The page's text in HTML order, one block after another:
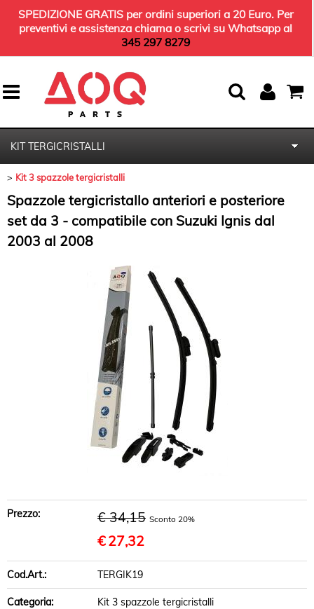
SPEDIZIONE GRATIS per ordini superiori a 20 Euro. Per
preventivi e assistenza chiama o scrivi su Whatsapp al
345 297 8279
HOME
KIT TERGICRISTALLI
KIT TAGLIANDO
KIT AMMORTIZZATORI
BRACCI SOSPENSIONE
Kit 3 spazzole tergicristalli
Spazzole tergicristallo anteriori e posteriore
set da 3 - compatibile con Suzuki Ignis dal
2003 al 2008
Prezzo: € 34,15 Sconto 20%
€27,32
Cod.Art.: TERGIK19
Categoria: Kit 3 spazzole tergicristalli